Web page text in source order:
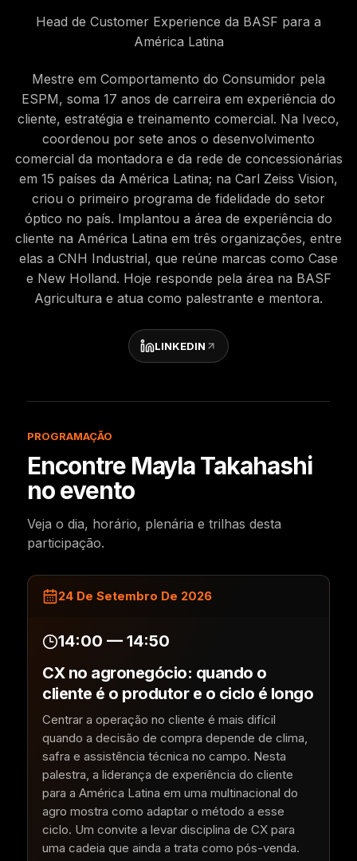
Head de Customer Experience da BASF para a
América Latina
Mestre em Comportamento do Consumidor pela
ESPM, soma 17 anos de carreira em experiência do
cliente, estratégia e treinamento comercial. Na Iveco,
coordenou por sete anos o desenvolvimento
comercial da montadora e da rede de concessionárias
em 15 países da América Latina; na Carl Zeiss Vision,
criou o primeiro programa de fidelidade do setor
óptico no país. Implantou a área de experiência do
cliente na América Latina em três organizações, entre
elas a CNH Industrial, que reúne marcas como Case
e New Holland. Hoje responde pela área na BASF
Agricultura e atua como palestrante e mentora.
LINKEDIN
PROGRAMAÇÃO
Encontre Mayla Takahashi
no evento
Veja o dia, horário, plenária e trilhas desta
participação.
24 De Setembro De 2026
14:00 — 14:50
CX no agronegócio: quando o
cliente é o produtor e o ciclo é longo
Centrar a operação no cliente é mais difícil
quando a decisão de compra depende de clima,
safra e assistência técnica no campo. Nesta
palestra, a liderança de experiência do cliente
para a América Latina em uma multinacional do
agro mostra como adaptar o método a esse
ciclo. Um convite a levar disciplina de CX para
uma cadeia que ainda a trata como pós-venda.